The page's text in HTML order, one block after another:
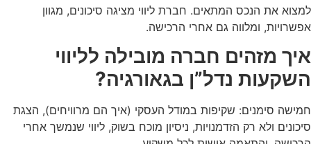
למצוא את הנכס המתאים. חברת ליווי מציגה סיכונים, מגוון
אפשרויות, ומלווה גם אחרי הרכישה.
איך מזהים חברה מובילה לליווי
השקעות נדל”ן בגאורגיה?
חמישה סימנים: שקיפות במודל העסקי (איך הם מרוויחים), הצגת
סיכונים ולא רק הזדמנויות, ניסיון מוכח בשוק, ליווי שנמשך אחרי